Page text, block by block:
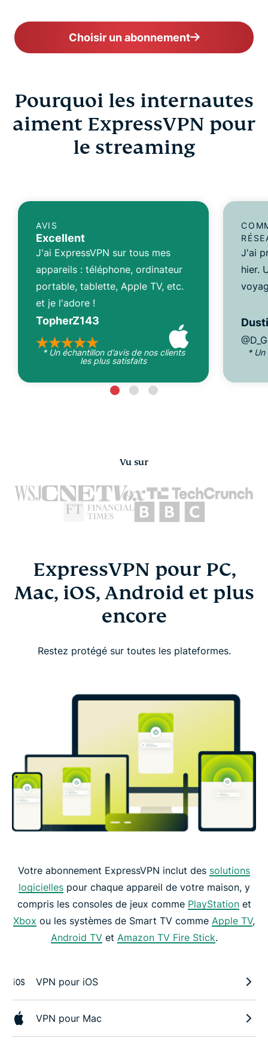
Choisir un abonnement
Pourquoi les internautes
aiment ExpressVPN pour
le streaming
AVIS
Excellent
J'ai ExpressVPN sur tous mes
appareils : téléphone, ordinateur
portable, tablette, Apple TV, etc.
et je l'adore !
TopherZ143
* Un échantillon d’avis de nos clients
les plus satisfaits
J'ai
hier.
* Un
Vu sur
ExpressVPN pour PC,
Mac, iOS, Android et plus
encore
Restez protégé sur toutes les plateformes.
Votre abonnement ExpressVPN inclut des solutions
logiciellespour chaque appareil de votre maison, y
compris les consoles de jeux comme PlayStationet
Xbox ou les systèmes de Smart TV comme Apple TV,
Android TVet Amazon TV Fire Stick.
VPN pour iOS
VPN pour Mac